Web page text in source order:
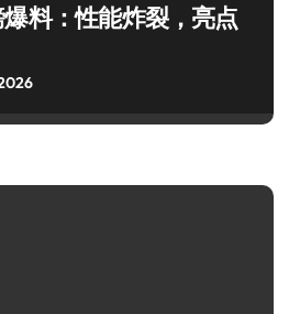
料：性能炸裂，亮点